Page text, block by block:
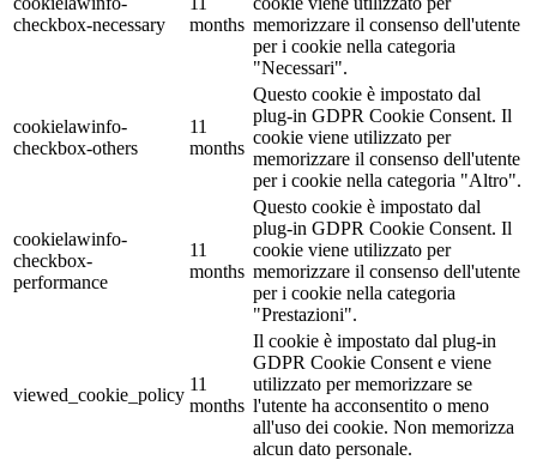
checkbox-necessary
months memorizzare il consenso dell'utente
per i cookie nella categoria
"Necessari".
cookielawinfo-
checkbox-others
11
months
Questo cookie è impostato dal
plug-in GDPR Cookie Consent. Il
cookie viene utilizzato per
memorizzare il consenso dell'utente
per i cookie nella categoria "Altro".
cookielawinfo-
checkbox-
performance
11
months
Questo cookie è impostato dal
plug-in GDPR Cookie Consent. Il
cookie viene utilizzato per
memorizzare il consenso dell'utente
per i cookie nella categoria
"Prestazioni".
viewed_cookie_policy
11
months
Il cookie è impostato dal plug-in
GDPR Cookie Consent e viene
utilizzato per memorizzare se
l'utente ha acconsentito o meno
all'uso dei cookie. Non memorizza
alcun dato personale.